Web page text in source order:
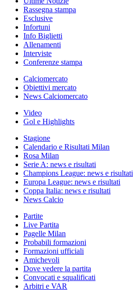
Rassegna stampa
Esclusive
Infortuni
Info Biglietti
Allenamenti
Interviste
Conferenze stampa
Calciomercato
Obiettivi mercato
News Calciomercato
Video
Gol e Highlights
Stagione
Calendario e Risultati Milan
Rosa Milan
Serie A: news e risultati
Champions League: news e risultati
Europa League: news e risultati
Coppa Italia: news e risultati
News Calcio
Partite
Live Partita
Pagelle Milan
Probabili formazioni
Formazioni ufficiali
Amichevoli
Dove vedere la partita
Convocati e squalificati
Arbitri e VAR